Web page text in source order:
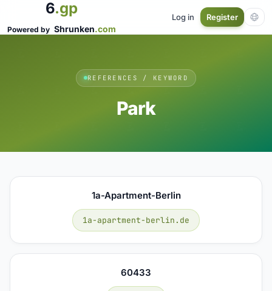
6.gp
Powered by Shrunken.com
Log in Register
REFERENCES / KEYWORD
Park
1a-Apartment-Berlin
1a-apartment-berlin.de
60433